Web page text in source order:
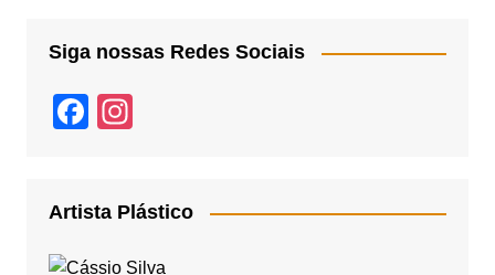
Siga nossas Redes Sociais
F
e
gr
a
Artista Plástico